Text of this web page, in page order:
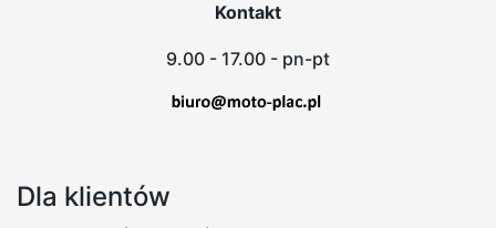
Kontakt
9.00 - 17.00 - pn-pt
Dla klientów